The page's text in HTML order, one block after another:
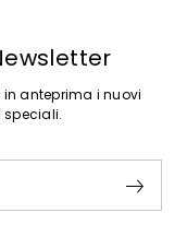
anteprima i nuovi
speciali.